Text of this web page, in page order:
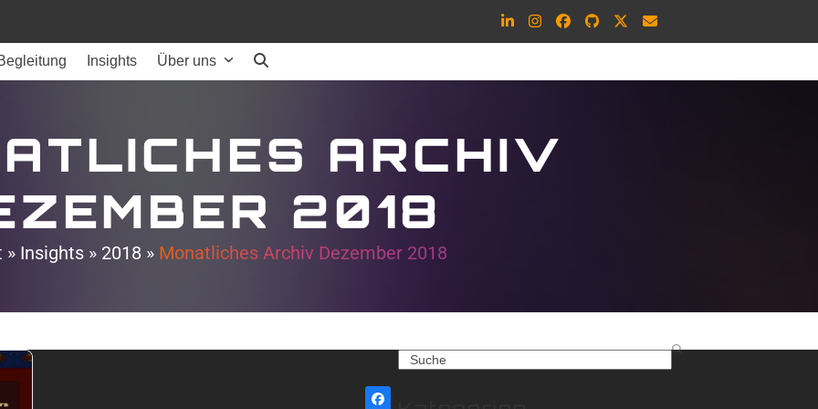
LinkedIn
Instagram
Facebook
GithubTwitter
E-
Mail
Insights Über uns
ARCHIV
2018
» Insights» 2018 » Monatliches Archiv Dezember 2018
Search
Facebook